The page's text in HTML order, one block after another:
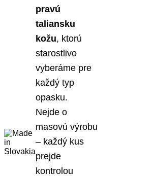
pravú
taliansku
kožu, ktorú
starostlivo
vyberáme pre
každý typ
opasku.
Nejde o
masovú výrobu
– každý kus
prejde
kontrolou